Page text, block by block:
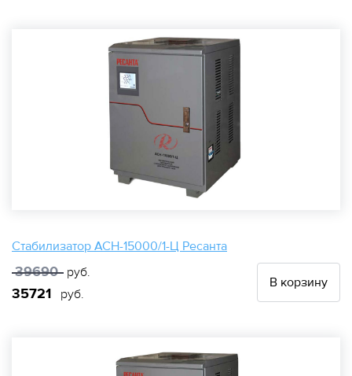
Стабилизатор АСН-15000/1-Ц Ресанта
39690 руб.
35721 руб.
В корзину